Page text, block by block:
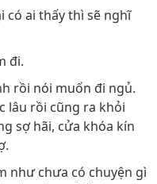
có ai thấy thì sẽ nghĩ
đi.
rồi nói muốn đi ngủ.
lâu rồi cũng ra khỏi
sợ hãi, cửa khóa kín
như chưa có chuyện gì